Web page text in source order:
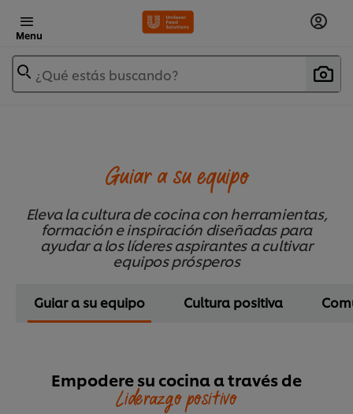
Menu
¿Qué estás buscando?
Guiar a su equipo
Eleva la cultura de cocina con herramientas,
formación e inspiración diseñadas para
ayudar a los líderes aspirantes a cultivar
equipos prósperos
Guiar a su equipo Cultura positiva
Empodere su cocina a través de
Liderazgo positivo